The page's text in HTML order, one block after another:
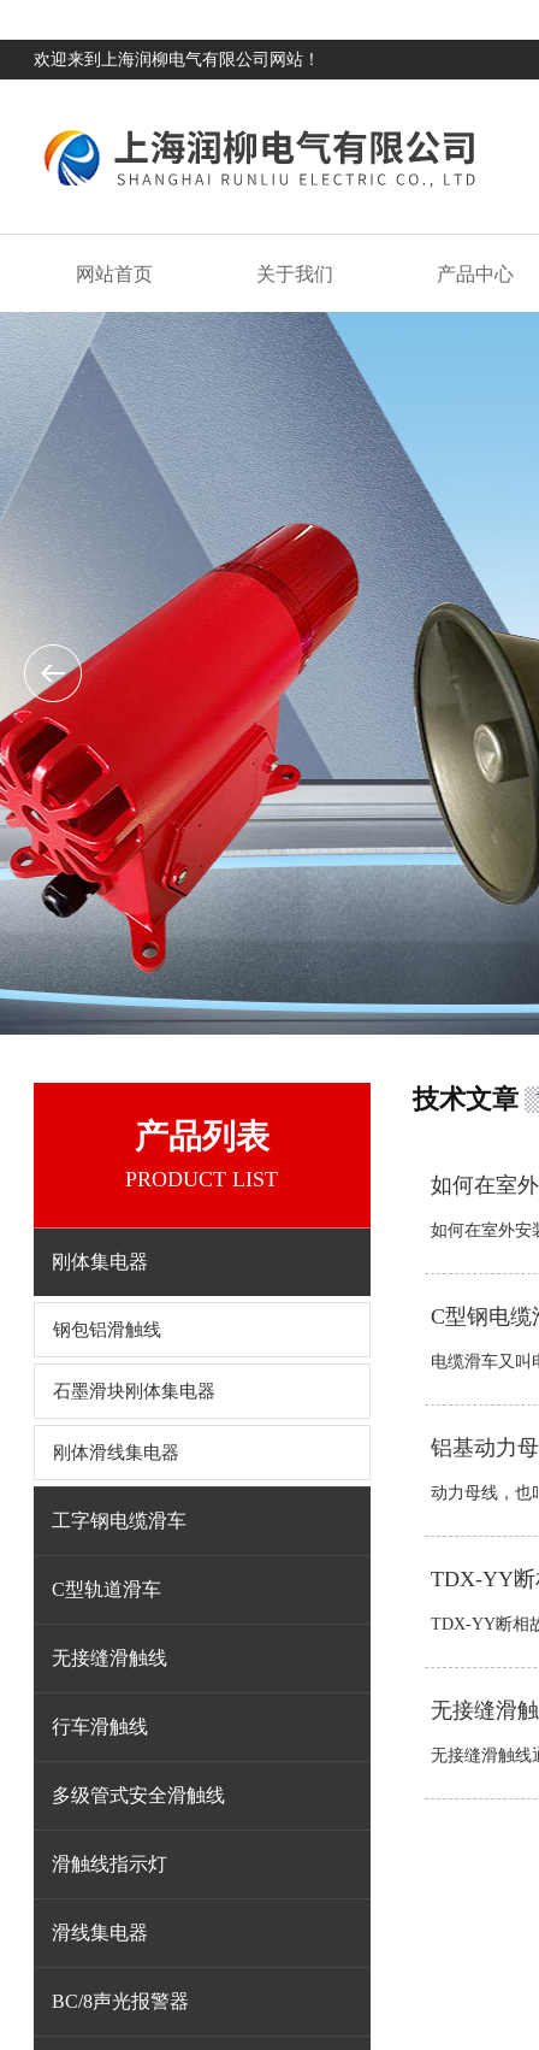
欢迎来到上海润柳电气有限公司网站！
网站首页 关于我们 产品中心
产品列表
PRODUCT LIST
刚体集电器
钢包铝滑触线
石墨滑块刚体集电器
刚体滑线集电器
工字钢电缆滑车
C型轨道滑车
无接缝滑触线
行车滑触线
多级管式安全滑触线
滑触线指示灯
滑线集电器
BC/8声光报警器
技术文章
如何在室
如何在室外安
C型钢电缆
电缆滑车又叫
铝基动力
动力母线，也
TDX-YY断
TDX-YY断相
无接缝滑
无接缝滑触线